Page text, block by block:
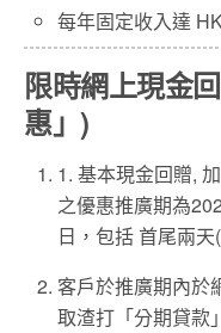
每年固定收入達
限時網上現金
惠」)
1. 基本現金回贈,
之優惠推廣期為
日，包括 首尾兩天
客戶於推廣期內於
取渣打「分期貸款